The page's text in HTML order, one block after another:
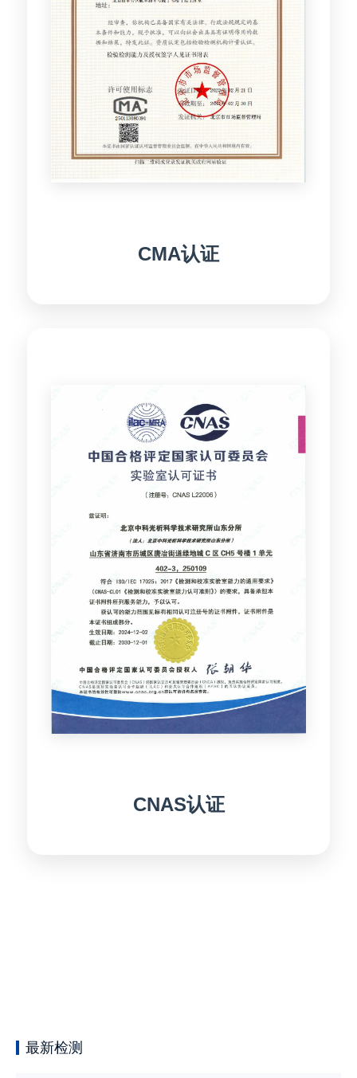
CMA认证
CNAS认证
最新检测